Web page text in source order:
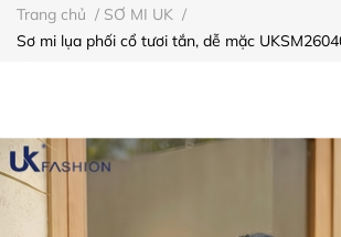
Trang chủ / SƠ MI UK /
Sơ mi lụa phối cổ tươi tắn, dễ mặc